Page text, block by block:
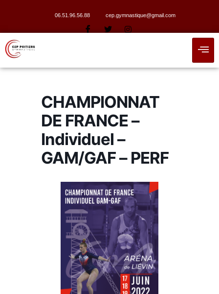
06.51.96.56.88 cep.gymnastique@gmail.com
CHAMPIONNAT
DE FRANCE –
Individuel –
GAM/GAF – PERF